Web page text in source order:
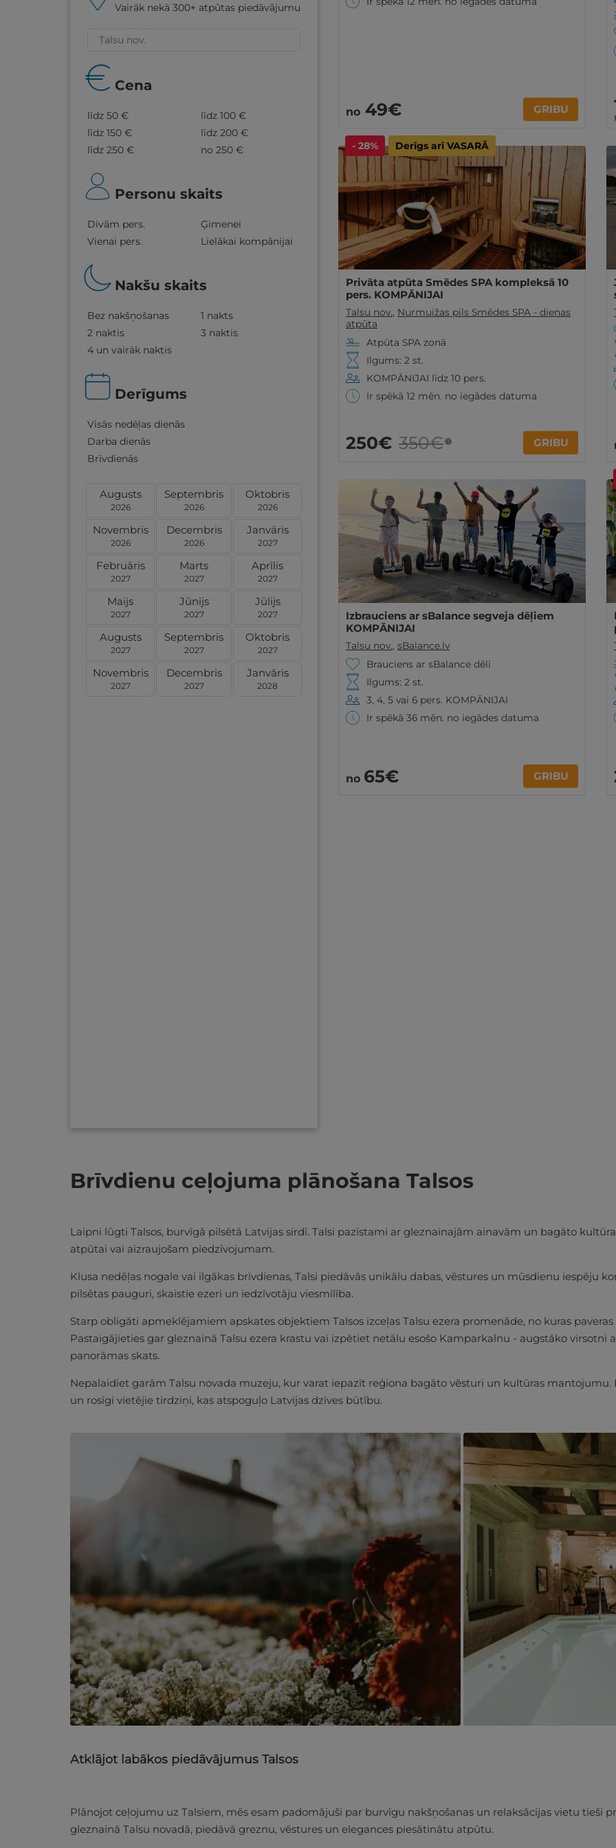
Vairāk nekā 300+ atpūtas piedāvājumu
Cena
līdz 50 €
līdz 100 €
līdz 150 €
līdz 200 €
līdz 250 €
no 250 €
Personu skaits
Divām pers.
Ģimenei
Vienai pers.
Lielākai kompānijai
Nakšu skaits
Bez nakšņošanas
1 nakts
2 naktis
3 naktis
4 un vairāk naktis
Derīgums
Visās nedēļas dienās
Darba dienās
Brīvdienās
Augusts
2026
Septembris
2026
Oktobris
2026
Novembris
2026
Decembris
2026
Janvāris
2027
Februāris
2027
Marts
2027
Aprīlis
2027
Maijs
2027
Jūnijs
2027
Jūlijs
2027
Augusts
2027
Septembris
2027
Oktobris
2027
Novembris
2027
Decembris
2027
Janvāris
2028
no 49€ GRIBU
- 28% Derīgs arī VASARĀ
Privāta atpūta Smēdes SPA kompleksā 10
pers. KOMPĀNIJAI
Talsu nov., Nurmuižas pils Smēdes SPA - dienas
atpūta
Atpūta SPA zonā
Ilgums: 2 st.
KOMPĀNIJAI līdz 10 pers.
Ir spēkā 12 mēn. no iegādes datuma
250€ 350€ ? GRIBU
Izbrauciens ar sBalance segveja dēļiem
KOMPĀNIJAI
Talsu nov., sBalance.lv
Brauciens ar sBalance dēli
Ilgums: 2 st.
3, 4, 5 vai 6 pers. KOMPĀNIJAI
Ir spēkā 36 mēn. no iegādes datuma
no 65€ GRIBU
Brīvdienu ceļojuma plānošana Talsos
Laipni lūgti Talsos, burvīgā pilsētā Latvijas sirdī. Talsi pazīstami ar gleznainajām ainavām un bagāto
atpūtai vai aizraujošam piedzīvojumam.
Klusa nedēļas nogale vai ilgākas brīvdienas, Talsi piedāvās unikālu dabas, vēstures un mūsdienu iespēju
pilsētas pauguri, skaistie ezeri un iedzīvotāju viesmīlība.
Starp obligāti apmeklējamiem apskates objektiem Talsos izceļas Talsu ezera promenāde, no kuras
Pastaigājieties gar gleznainā Talsu ezera krastu vai izpētiet netālu esošo Kamparkalnu - augstāko virsotni
panorāmas skats.
Nepalaidiet garām Talsu novada muzeju, kur varat iepazīt reģiona bagāto vēsturi un kultūras mantojumu.
un rosīgi vietējie tirdziņi, kas atspoguļo Latvijas dzīves būtību.
Atklājot labākos piedāvājumus Talsos
Plānojot ceļojumu uz Talsiem, mēs esam padomājuši par burvīgu nakšņošanas un relaksācijas vietu tieši
gleznainā Talsu novadā, piedāvā greznu, vēstures un elegances piesātinātu atpūtu.